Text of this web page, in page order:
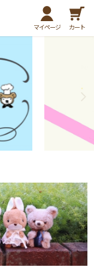
マイページ カート